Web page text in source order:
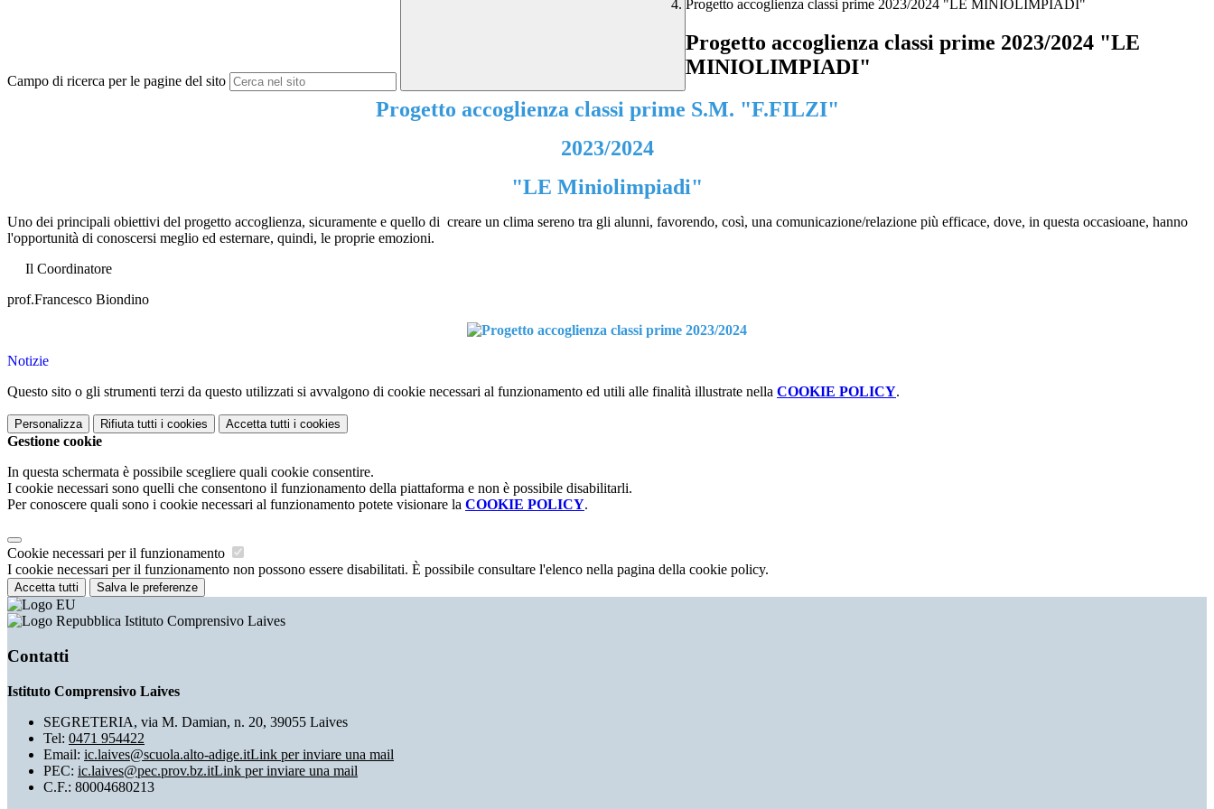
Campo di ricerca per le pagine del sito
Progetto accoglienza classi prime 2023/2024 "LE MINIOLIMPIADI"
Progetto accoglienza classi prime 2023/2024 "LE
MINIOLIMPIADI"
Progetto accoglienza classi prime S.M. "F.FILZI"
2023/2024
"LE Miniolimpiadi"
Uno dei principali obiettivi del progetto accoglienza, sicuramente e quello di creare un clima sereno tra gli alunni, favorendo, così, una comunicazione/relazione più efficace, dove, in questa occasioane, hanno
l'opportunità di conoscersi meglio ed esternare, quindi, le proprie emozioni.
Il Coordinatore
prof.Francesco Biondino
Notizie
Questo sito o gli strumenti terzi da questo utilizzati si avvalgono di cookie necessari al funzionamento ed utili alle finalità illustrate nella COOKIE POLICY.
Personalizza Rifiuta tutti i cookies Accetta tutti i cookies
Gestione cookie
In questa schermata è possibile scegliere quali cookie consentire.
I cookie necessari sono quelli che consentono il funzionamento della piattaforma e non è possibile disabilitarli.
Per conoscere quali sono i cookie necessari al funzionamento potete visionare la COOKIE POLICY.
Cookie necessari per il funzionamento
I cookie necessari per il funzionamento non possono essere disabilitati. È possibile consultare l'elenco nella pagina della cookie policy.
Accetta tutti Salva le preferenze
Istituto Comprensivo Laives
Contatti
Istituto Comprensivo Laives
SEGRETERIA, via M. Damian, n. 20, 39055 Laives
Tel: 0471 954422
Email: ic.laives@scuola.alto-adige.itLink per inviare una mail
PEC: ic.laives@pec.prov.bz.itLink per inviare una mail
C.F.: 80004680213